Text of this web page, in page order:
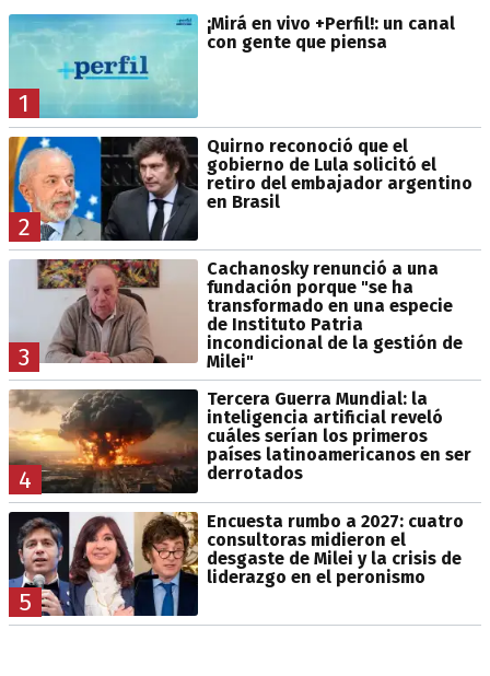
1
¡Mirá en vivo +Perfil!: un canal
con gente que piensa
2
Quirno reconoció que el
gobierno de Lula solicitó el
retiro del embajador argentino
en Brasil
3
Cachanosky renunció a una
fundación porque "se ha
transformado en una especie
de Instituto Patria
incondicional de la gestión de
Milei"
4
Tercera Guerra Mundial: la
inteligencia artificial reveló
cuáles serían los primeros
países latinoamericanos en ser
derrotados
5
Encuesta rumbo a 2027: cuatro
consultoras midieron el
desgaste de Milei y la crisis de
liderazgo en el peronismo